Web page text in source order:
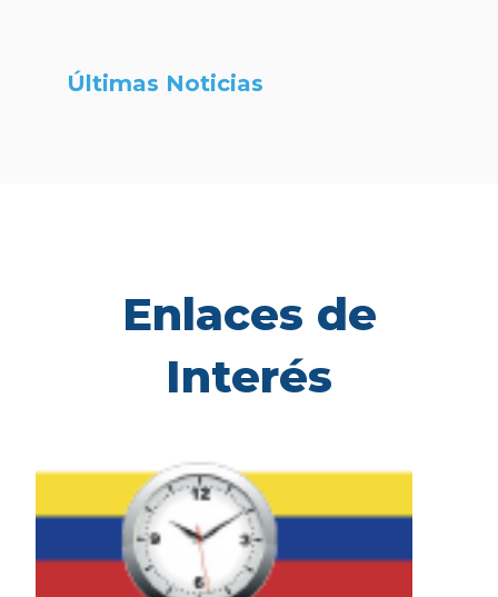
Últimas Noticias
Enlaces de
Interés